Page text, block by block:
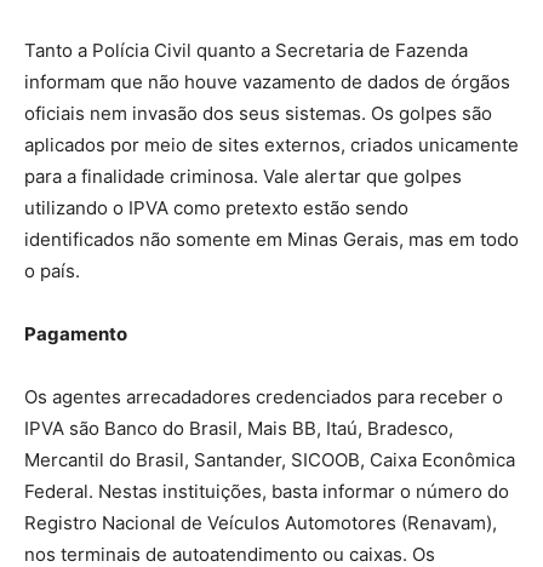
Tanto a Polícia Civil quanto a Secretaria de Fazenda
informam que não houve vazamento de dados de órgãos
oficiais nem invasão dos seus sistemas. Os golpes são
aplicados por meio de sites externos, criados unicamente
para a finalidade criminosa. Vale alertar que golpes
utilizando o IPVA como pretexto estão sendo
identificados não somente em Minas Gerais, mas em todo
o país.
Pagamento
Os agentes arrecadadores credenciados para receber o
IPVA são Banco do Brasil, Mais BB, Itaú, Bradesco,
Mercantil do Brasil, Santander, SICOOB, Caixa Econômica
Federal. Nestas instituições, basta informar o número do
Registro Nacional de Veículos Automotores (Renavam),
nos terminais de autoatendimento ou caixas. Os